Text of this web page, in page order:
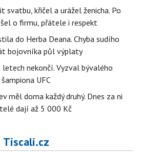
svatbu, křičel a urážel ženicha. Po
o firmu, přátele i respekt
do Herba Deana. Chyba sudího
bojovníka půl výplaty
nekončí. Vyzval bývalého
šampiona UFC
měl doma každý druhý. Dnes za ni
dají až 5 000 Kč
Tiscali.cz